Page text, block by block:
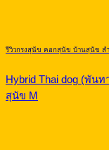
รีวิวกรงสุนัข คอกสุนัข บ้านสุนัข ส
Hybrid Thai dog (พัน
สุนัข M